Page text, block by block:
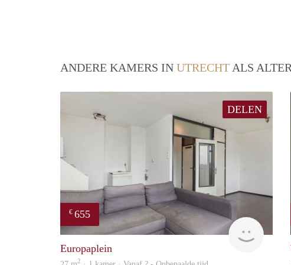
ANDERE KAMERS IN UTRECHT ALS
DELEN
€ 655
Europaplein
2